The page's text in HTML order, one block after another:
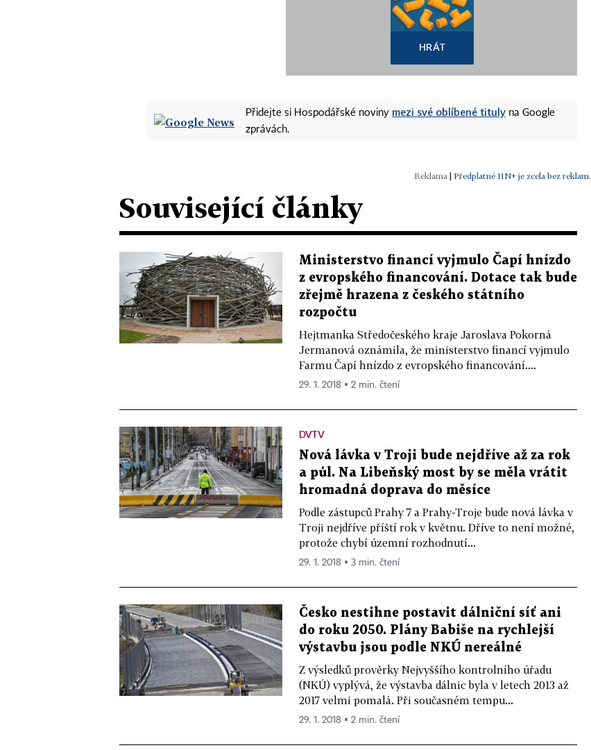
HRÁT
Přidejte si Hospodářské noviny mezi své oblíbené tituly na Google
zprávách.
| Předplatné HN+ je zcela bez reklam.
Související články
Ministerstvo financí vyjmulo Čapí hnízdo
z evropského financování. Dotace tak bude
zřejmě hrazena z českého státního
rozpočtu
Hejtmanka Středočeského kraje Jaroslava Pokorná
Jermanová oznámila, že ministerstvo financí vyjmulo
Farmu Čapí hnízdo z evropského financování....
29. 1. 2018 ▪ 2 min. čtení
DVTV
Nová lávka v Troji bude nejdříve až za rok
a půl. Na Libeňský most by se měla vrátit
hromadná doprava do měsíce
Podle zástupců Prahy 7 a Prahy-Troje bude nová lávka v
Troji nejdříve příští rok v květnu. Dříve to není možné,
protože chybí územní rozhodnutí...
29. 1. 2018 ▪ 3 min. čtení
Česko nestihne postavit dálniční síť ani
do roku 2050. Plány Babiše na rychlejší
výstavbu jsou podle NKÚ nereálné
Z výsledků prověrky Nejvyššího kontrolního úřadu
(NKÚ) vyplývá, že výstavba dálnic byla v letech 2013 až
2017 velmi pomalá. Při současném tempu...
29. 1. 2018 ▪ 2 min. čtení